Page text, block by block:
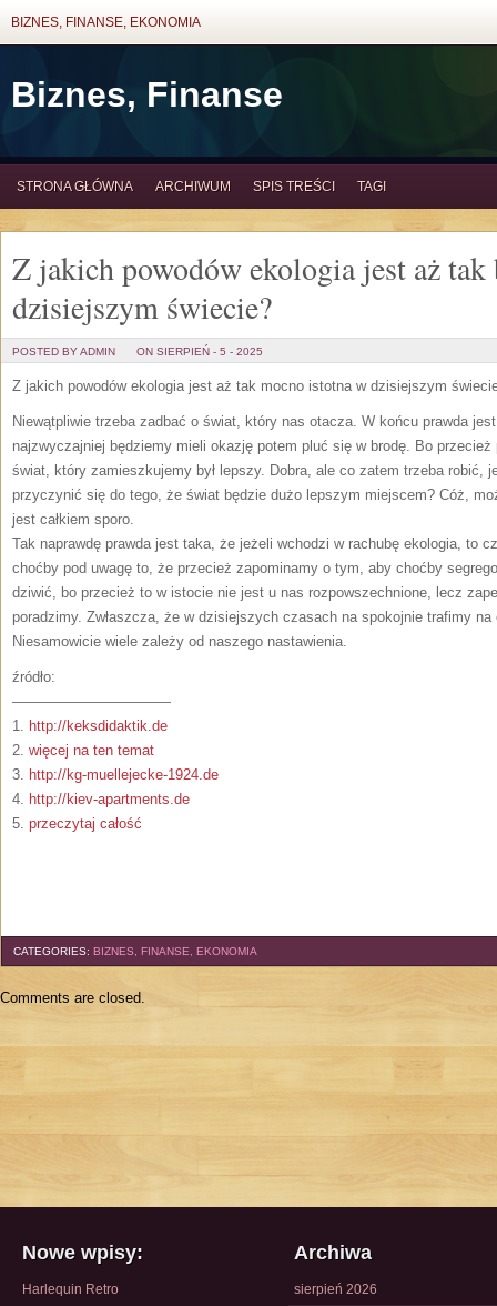
BIZNES, FINANSE, EKONOMIA
Biznes, Finanse
STRONA GŁÓWNA ARCHIWUM SPIS TREŚCI TAGI
Z jakich powodów ekologia jest aż tak
dzisiejszym świecie?
POSTED BY ADMIN ON SIERPIEŃ - 5 - 2025
Z jakich powodów ekologia jest aż tak mocno istotna w dzisiejszym
Niewątpliwie trzeba zadbać o świat, który nas otacza. W końcu prawda
najzwyczajniej będziemy mieli okazję potem pluć się w brodę. Bo
świat, który zamieszkujemy był lepszy. Dobra, ale co zatem trzeba robić,
przyczynić się do tego, że świat będzie dużo lepszym miejscem? Cóż,
jest całkiem sporo.
Tak naprawdę prawda jest taka, że jeżeli wchodzi w rachubę ekologia, to
choćby pod uwagę to, że przecież zapominamy o tym, aby choćby
dziwić, bo przecież to w istocie nie jest u nas rozpowszechnione, lecz
poradzimy. Zwłaszcza, że w dzisiejszych czasach na spokojnie trafimy
Niesamowicie wiele zależy od naszego nastawienia.
źródło:
———————————
1. http://keksdidaktik.de
2. więcej na ten temat
3. http://kg-muellejecke-1924.de
4. http://kiev-apartments.de
5. przeczytaj całość
CATEGORIES: BIZNES, FINANSE, EKONOMIA
Comments are closed.
Nowe wpisy:
Harlequin Retro
Archiwa
sierpień 2026